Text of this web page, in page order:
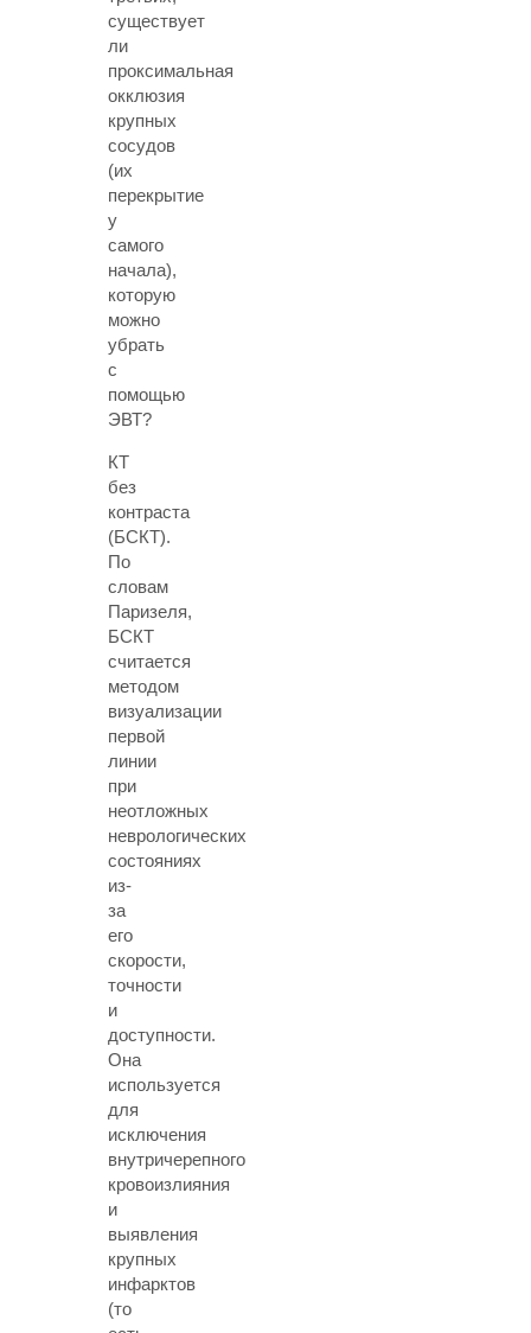
существует
ли
проксимальная
окклюзия
крупных
сосудов
(их
перекрытие
у
самого
начала),
которую
можно
убрать
с
помощью
ЭВТ?
КТ
без
контраста
(БСКТ).
По
словам
Паризеля,
БСКТ
считается
методом
визуализации
первой
линии
при
неотложных
неврологических
состояниях
из-
за
его
скорости,
точности
и
доступности.
Она
используется
для
исключения
внутричерепного
кровоизлияния
и
выявления
крупных
инфарктов
(то